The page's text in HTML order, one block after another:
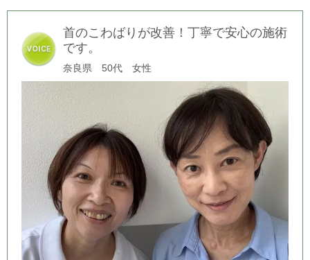
首のこわばりが改善！丁寧で安心の施術
です。
奈良県 50代 女性